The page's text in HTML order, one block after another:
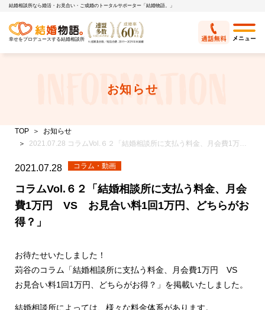
結婚相談所なら婚活・お見合い・ご成婚のトータルサポーター「結婚物語。」
幸せをプロデュースする結婚相談所
お知らせ
TOP
お知らせ
2021.07.28 コラムVol.６２「結婚相談所に支払う料金、月会費1万円 VS お見合い料1回1万円、どちらがお得？」
2021.07.28
コラムVol.６２「結婚相談所に支払う料金、月会
費1万円 VS お見合い料1回1万円、どちらがお
得？」
コラム・動画
お待たせいたしました！
苅谷のコラム「結婚相談所に支払う料金、月会費1万円 VS
お見合い料1回1万円、どちらがお得？」を掲載いたしました。
結婚相談所によっては、様々な料金体系があります。